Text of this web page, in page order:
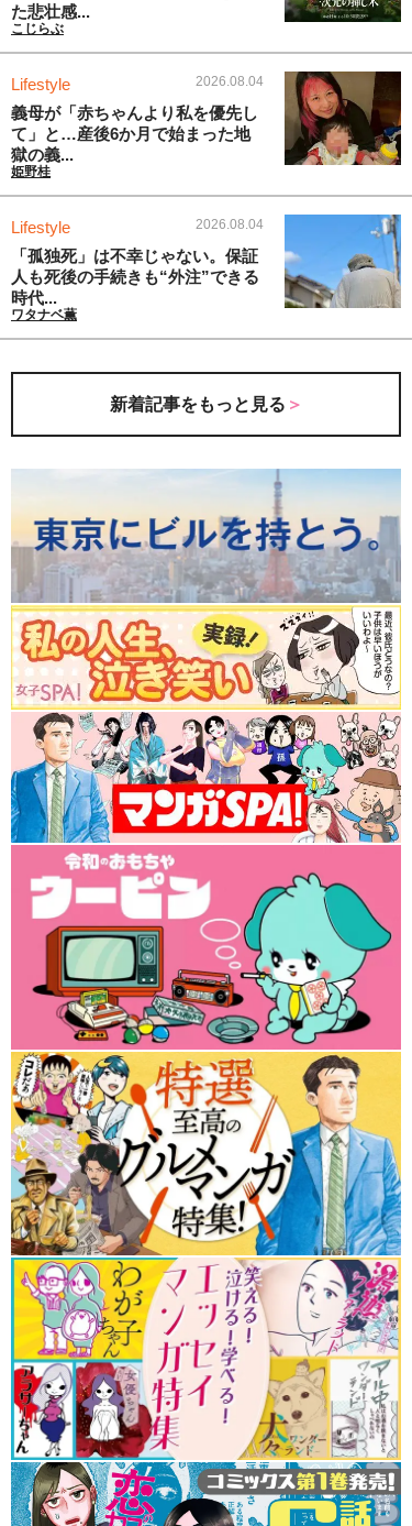
た悲壮感...
こじらぶ
Lifestyle 2026.08.04
義母が「赤ちゃんより私を優先し
て」と…産後6か月で始まった地
獄の義...
姫野桂
Lifestyle 2026.08.04
「孤独死」は不幸じゃない。保証
人も死後の手続きも“外注”できる
時代...
ワタナベ薫
新着記事をもっと見る